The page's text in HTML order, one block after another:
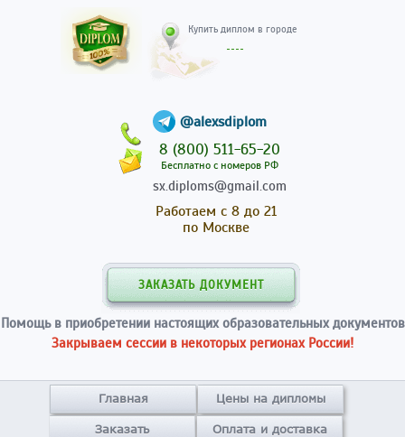
@alexsdiplom
8 (800) 511-65-20
Бесплатно с номеров РФ
sx.diploms@gmail.com
Работаем с 8 до 21
по Москве
ЗАКАЗАТЬ ДОКУМЕНТ
Помощь в приобретении настоящих образовательных документов
Закрываем сессии в некоторых регионах России!
Главная Цены на дипломы
Заказать Оплата и доставка